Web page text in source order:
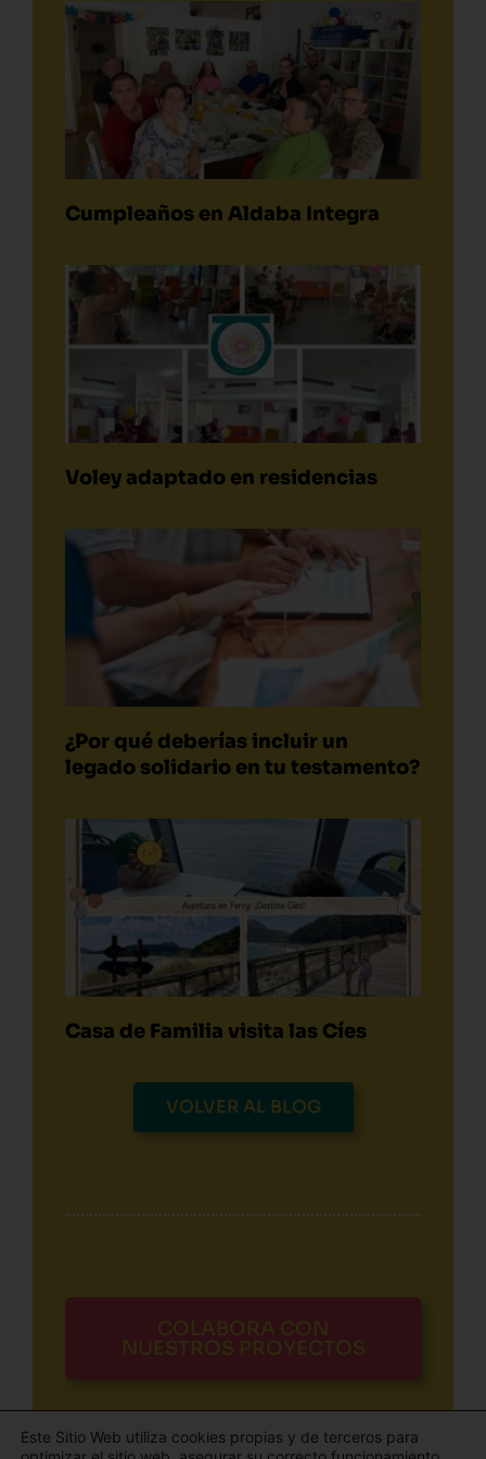
Cumpleaños en Aldaba Integra
Voley adaptado en residencias
¿Por qué deberías incluir un
legado solidario en tu testamento?
Casa de Familia visita las Cíes
VOLVER AL BLOG
COLABORA CON
NUESTROS PROYECTOS
Este Sitio Web utiliza cookies propias y de terceros para